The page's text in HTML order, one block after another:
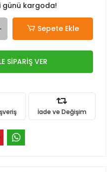
günü kargoda!
Sepete Ekle
SİPARİŞ VER
İade ve Değişim